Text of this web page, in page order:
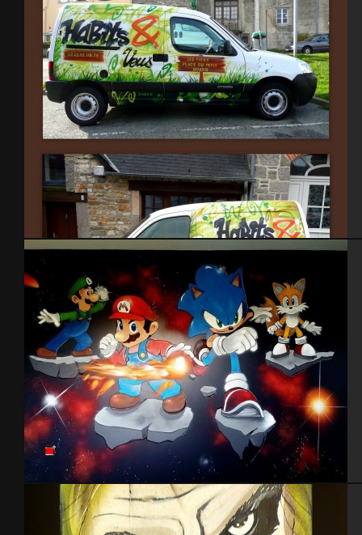
Timberland
Habits et vous
Chambre thème Mario & Sonic